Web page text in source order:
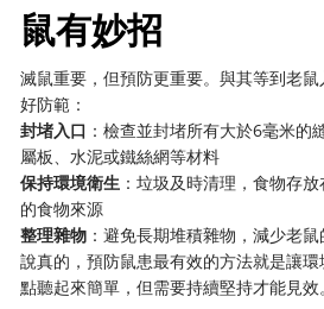
鼠有妙招
滅鼠重要，但預防更重要。與其等到老
好防範：
封堵入口 ：檢查並封堵所有大於6毫米的
屬板、水泥或鐵絲網等材料
保持環境衛生 ：垃圾及時清理，食物存
的食物來源
整理雜物 ：避免長期堆積雜物，減少老
說真的，預防鼠患最有效的方法就是讓
點聽起來簡單，但需要持續堅持才能見效。